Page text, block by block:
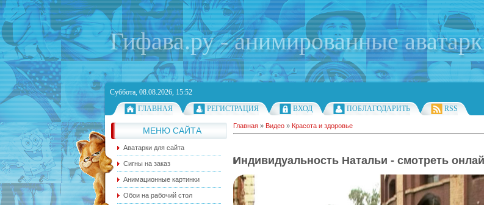
Гифава.ру - анимированные
Суббота, 08.08.2026, 15:52
ГЛАВНАЯ
РЕГИСТРАЦИЯ ВХОД ПОБЛАГОДАРИТЬ RSS
МЕНЮ САЙТА
Аватарки для сайта
Сигны на заказ
Анимационные картинки
Обои на рабочий стол
Главная » Видео » Красота и здоровье
Индивидуальность Натальи - смотреть